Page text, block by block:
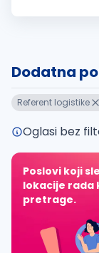
customers,
Dodatna
Referent logistike
Oglasi bez
Poslovi koji
lokacije rada
pretrage.